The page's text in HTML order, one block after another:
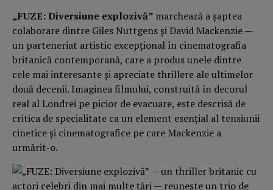
„FUZE: Diversiune explozivă” marchează a șaptea
colaborare dintre Giles Nuttgens și David Mackenzie —
un parteneriat artistic excepțional în cinematografia
britanică contemporană, care a produs unele dintre
cele mai interesante și apreciate thrillere ale ultimelor
două decenii. Imaginea filmului, construită în decorul
real al Londrei pe picior de evacuare, este descrisă de
critica de specialitate ca un element esențial al tensiunii
cinetice și cinematografice pe care Mackenzie a
urmărit-o.